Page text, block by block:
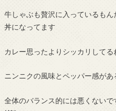
牛しゃぶも贅沢に入っているも
丼になってます
カレー思ったよりシッカリしてる
ニンニクの風味とペッパー感があ
全体のバランス的には悪くない